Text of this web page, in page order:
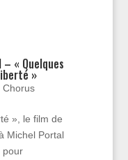
« Quelques
»
Chorus
», le film de
Michel Portal
pour